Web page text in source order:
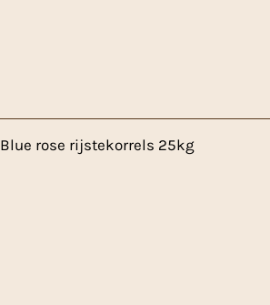
Blue rose rijstekorrels 25kg